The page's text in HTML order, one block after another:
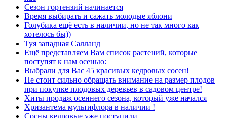
Сезон гортензий начинается
Время выбирать и сажать молодые яблони
Голубика ещё есть в наличии, но не так много как
хотелось бы))
Туя западная Салланд
Ещё представляем Вам список растений, которые
поступят к нам осенью:
Выбрали для Вас 45 красивых кедровых сосен!
Не стоит сильно обращать внимание на размер плодов
при покупке плодовых деревьев в садовом центре!
Хиты продаж осеннего сезона, который уже начался
Хризантема мультифлора в наличии !
Сосны кедровые уже поступили